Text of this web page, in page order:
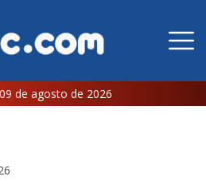
de agosto de 2026